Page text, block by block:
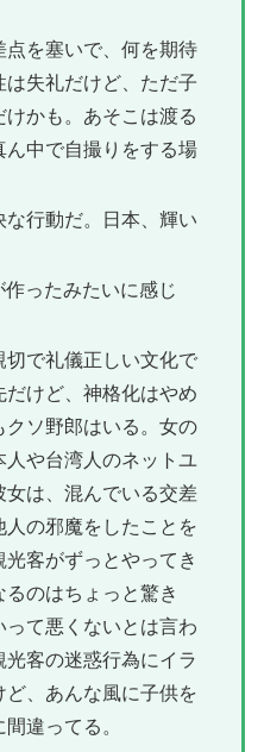
点を塞いで、何を期待
は失礼だけど、ただ子
かも。あそこは渡る
中で自撮りをする場
行動だ。日本、輝い
ったみたいに感じ
切で礼儀正しい文化で
けど、神格化はやめ
クソ野郎はいる。女の
や台湾人のネットユ
女は、混んでいる交差
人の邪魔をしたことを
客がずっとやってき
のはちょっと驚き
て悪くないとは言わ
客の迷惑行為にイラ
、あんな風に子供を
違ってる。